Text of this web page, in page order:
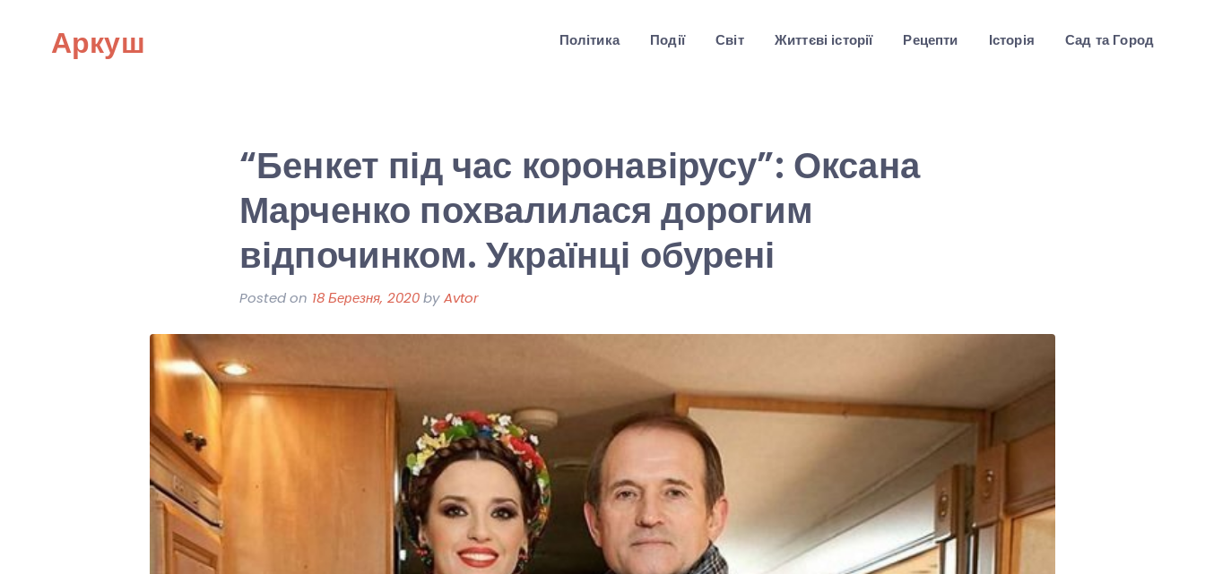
Аркуш Політика Події Світ Життєві історії Рецепти Історія Сад та Город
“Бенкет під час коронавірусу”: Оксана
Марченко похвалилася дорогим
відпочинком. Українці обурені
Posted on 18 Березня, 2020byAvtor